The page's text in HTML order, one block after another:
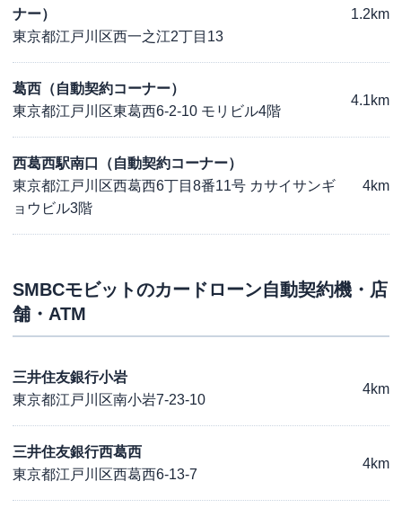
ナー）
東京都江戸川区西一之江2丁目13
1.2km
葛西（自動契約コーナー）
東京都江戸川区東葛西6-2-10 モリビル4階
4.1km
西葛西駅南口（自動契約コーナー）
東京都江戸川区西葛西6丁目8番11号 カサイサンギ
ョウビル3階
4km
SMBCモビットのカードローン自動契約機・店
舗・ATM
三井住友銀行小岩
東京都江戸川区南小岩7-23-10
4km
三井住友銀行西葛西
東京都江戸川区西葛西6-13-7
4km